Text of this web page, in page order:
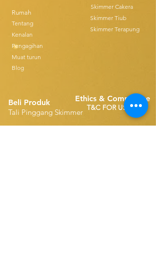
Rumah
Tentang
Kenalan
Pengagihan
Muat turun
Blog
Skimmer Cakera
Skimmer Tiub
Skimmer Terapung
Beli Produk
Tali Pinggang Skimmer
Ethics & Compilance
T&C FOR USE